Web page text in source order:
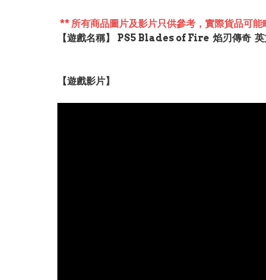
** 所有商品圖片及影片只供參考，實際貨品可
【遊戲名稱】
PS5 Blades of Fire 焰刃傳奇 英
【遊戲影片】